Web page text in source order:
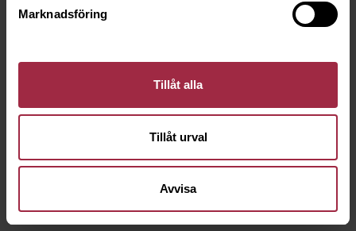
Marknadsföring
Tillåt alla
Tillåt urval
Avvisa